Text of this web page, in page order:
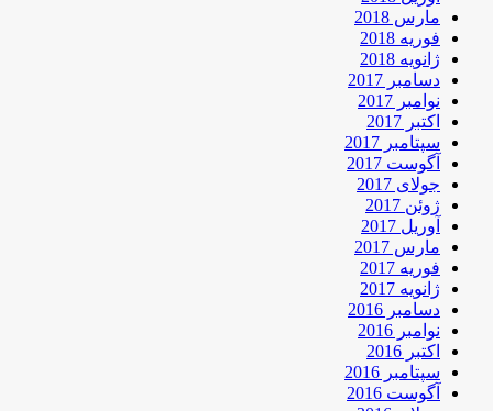
مارس 2018
فوریه 2018
ژانویه 2018
دسامبر 2017
نوامبر 2017
اکتبر 2017
سپتامبر 2017
آگوست 2017
جولای 2017
ژوئن 2017
آوریل 2017
مارس 2017
فوریه 2017
ژانویه 2017
دسامبر 2016
نوامبر 2016
اکتبر 2016
سپتامبر 2016
آگوست 2016